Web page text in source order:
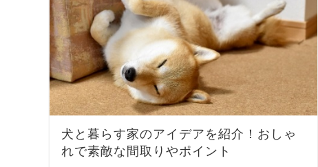
犬と暮らす家のアイデアを紹介！おしゃ
れで素敵な間取りやポイント